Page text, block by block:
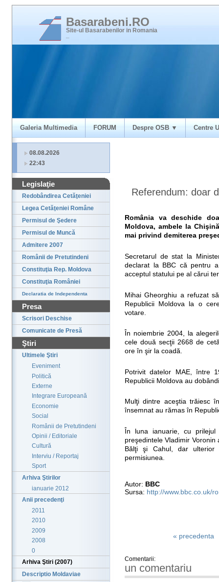
Basarabeni.RO
Site-ul Basarabenilor in Romania
Galeria Multimedia FORUM Despre OSB ▼ Centre
08.08.2026
22:43
Legislaţie
Redobândirea Cetăţeniei
Legea Cetăţeniei Române
Permisul de Şedere
Permisul de Muncă
Admitere 2007
Românii de Pretutindeni
Constituţia Rep. Moldova
Constituţia României
Declaratia de Independenta
Presa
Scrisori Deschise
Comunicate de Presă
Ştiri
Ultimele Ştiri
Eveniment
Politică
Externe
Integrare Europeană
Economie
Social
Românii de Pretutindeni
Opinii / Editoriale
Cultură
Interviu / Reportaj
Sport
Arhiva Ştirilor
ianuarie 2012
Anii precedenţi
2011
2010
2009
2008
0
Arhiva Ştiri (2007)
Descriptio Moldaviae
Referendum: doar
România va deschide
Moldova, ambele la
mai privind demiterea
Secretarul de stat la
declarat la BBC că pentru
acceptul statului pe al cărui
Mihai Gheorghiu a refuzat
Republicii Moldova la o
votare.
În noiembrie 2004, la
cele două secţii 2668 de
ore în şir la coadă.
Potrivit datelor MAE, între
Republicii Moldova au
Mulţi dintre aceştia trăiesc
însemnat au rămas în
În luna ianuarie, cu
preşedintele Vladimir
Bălţi şi Cahul, dar ulterior
permisiunea.
Autor: BBC
Sursa: http://www.bbc.co.uk/
« precedenta
Comentarii:
un comentariu